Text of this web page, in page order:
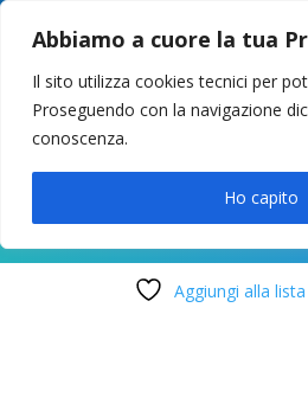
Abbiamo a cuore la tua
Il sito utilizza cookies tecnici per
Proseguendo con la navigazione
conoscenza.
Ho capito
049 8627946 –
LUN-VEN 9-12 /
Aggiungi alla